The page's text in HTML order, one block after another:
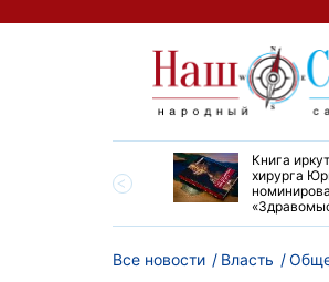
большой эстафеты
Книга
хирурга
Все новости Власть